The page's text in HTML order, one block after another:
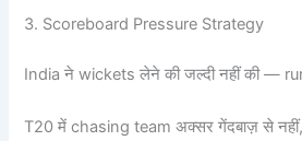
3. Scoreboard Pressure Strategy
India ने wickets लेने की जल्दी नहीं की —
T20 में chasing team अक्सर गेंदबाज़ से नहीं,